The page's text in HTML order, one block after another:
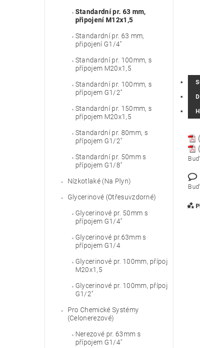
Standardní pr. 63 mm,
připojení M12x1,5
Standardní pr. 63 mm,
připojení G1/4"
Standardní pr. 100mm, s
přípojem M20x1,5
Standardní pr. 100mm, s
přípojem G1/2"
Standardní pr. 150mm, s
přípojem M20x1,5
Standardní pr. 80mm, s
přípojem G1/2"
Standardní pr. 50mm s
přípojem G1/8"
Nízkotlaké (Na Plyn)
Glycerinové (Otřesuvzdorné)
Glycerinové pr. 50mm s
přípojem G1/4"
Glycerinové pr.63mm s
přípojem G1/4
Glycerinové pr. 100mm, přípoj
M20x1,5
Glycerinové pr. 100mm, přípoj
G1/2"
Pro Chemické Systémy
(Celonerezové)
Nerezové pr. 63mm s
přípojem G1/4"